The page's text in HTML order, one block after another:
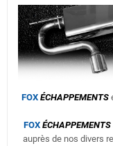
FOX ÉCHAPPEMENTS
FOX ÉCHAPPEMENTS
auprès de nos divers